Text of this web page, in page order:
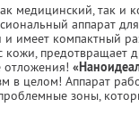
медицинский, так и
аппарат
и имеет компактный
кожи, предотвращает
в целом! Аппарат
зоны,